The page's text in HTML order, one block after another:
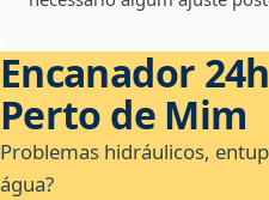
Encanador 24h
Perto de Mim
Problemas hidráulicos,
água?